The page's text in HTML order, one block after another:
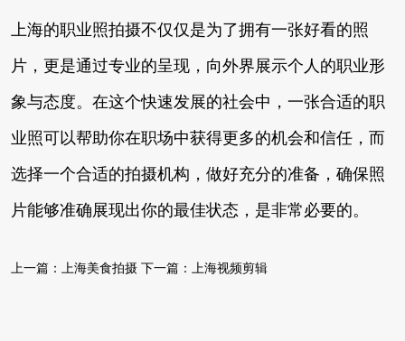
上海的职业照拍摄不仅仅是为了拥有一张好看的照
片，更是通过专业的呈现，向外界展示个人的职业形
象与态度。在这个快速发展的社会中，一张合适的职
业照可以帮助你在职场中获得更多的机会和信任，而
选择一个合适的拍摄机构，做好充分的准备，确保照
片能够准确展现出你的最佳状态，是非常必要的。
上一篇： 上海美食拍摄 下一篇： 上海视频剪辑